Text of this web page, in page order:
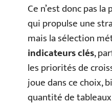
Ce n’est donc pas
qui propulse une
mais la sélection
indicateurs clés,
les priorités de
joue dans ce choix,
quantité de